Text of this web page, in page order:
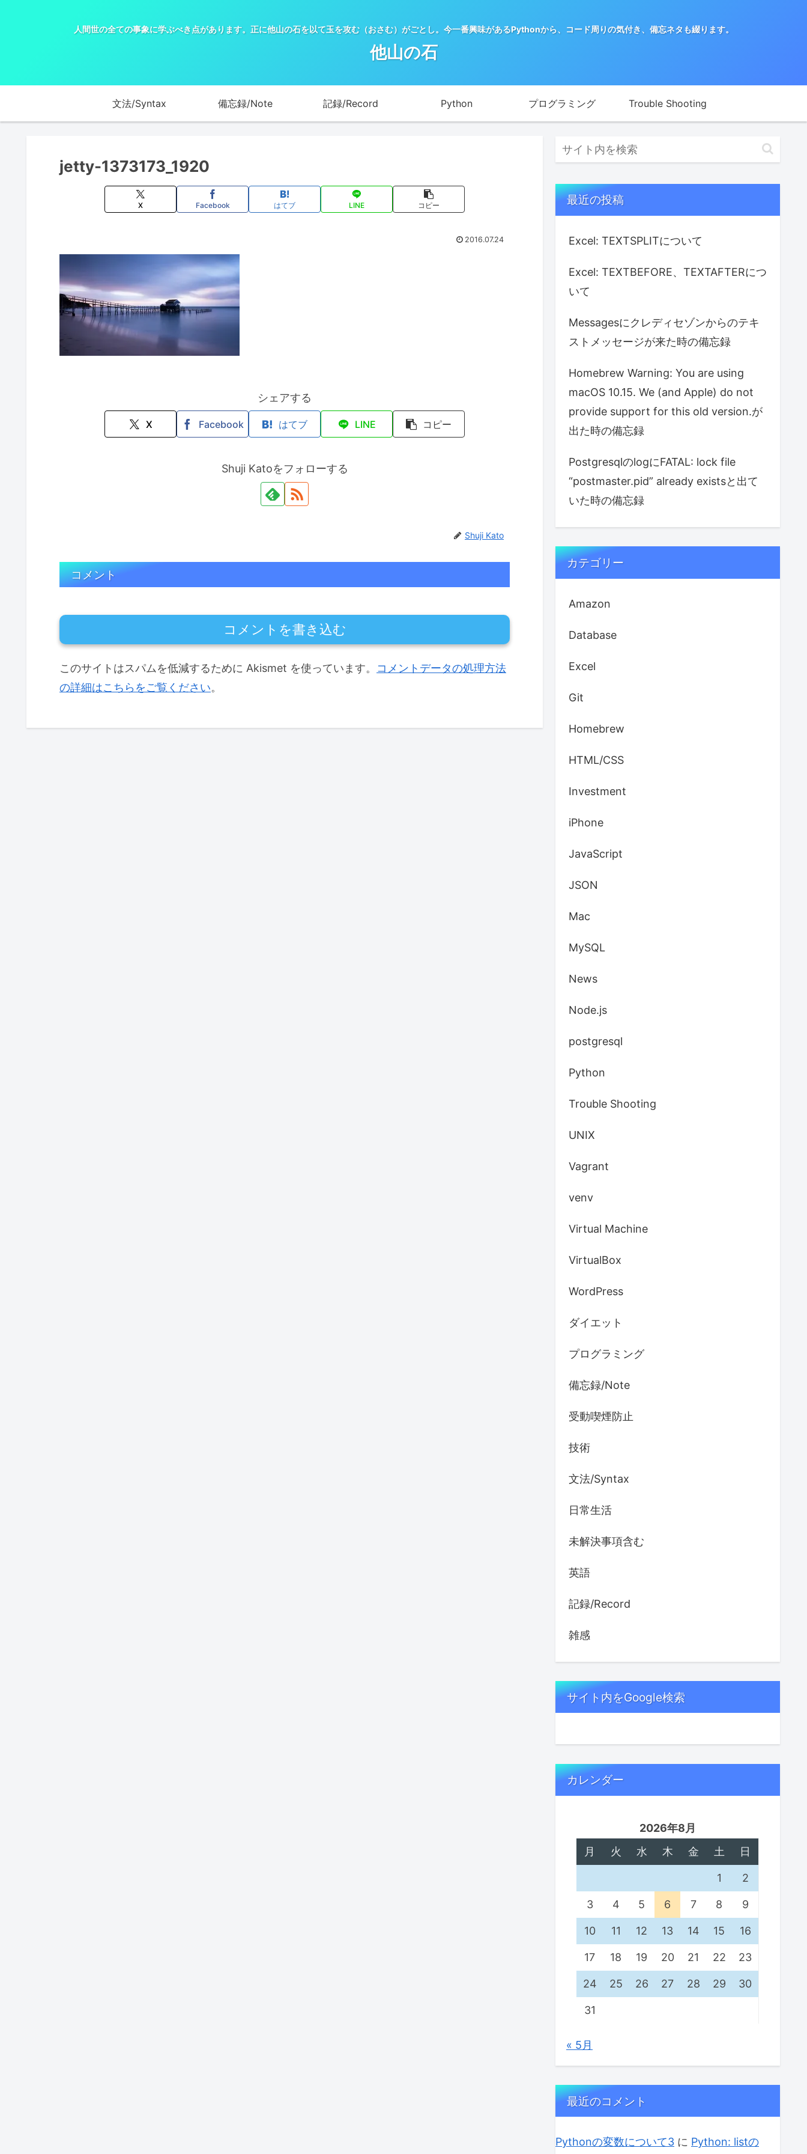
人間世の全ての事象に学ぶべき点があります。正に他山の石を以て玉を攻む（おさむ）がごとし。今一番興味があるPythonから、コード周りの気付き、備忘ネタも綴ります。
他山の石
文法/Syntax 備忘録/Note 記録/Record Python プログラミング Trouble Shooting
jetty-1373173_1920
X Facebook はてブ LINE コピー
2016.07.24
シェアする
X Facebook はてブ LINE コピー
Shuji Katoをフォローする
Shuji Kato
コメント
コメントを書き込む
このサイトはスパムを低減するために Akismet を使っています。 コメントデータの処理方法
の詳細はこちらをご覧ください。
最近の投稿
Excel: TEXTSPLITについて
Excel: TEXTBEFORE、TEXTAFTERにつ
いて
Messagesにクレディセゾンからのテキ
ストメッセージが来た時の備忘録
Homebrew Warning: You are using
macOS 10.15. We (and Apple) do not
provide support for this old version.が
出た時の備忘録
PostgresqlのlogにFATAL: lock file
“postmaster.pid” already existsと出て
いた時の備忘録
カテゴリー
Amazon
Database
Excel
Git
Homebrew
HTML/CSS
Investment
iPhone
JavaScript
JSON
Mac
MySQL
News
Node.js
postgresql
Python
Trouble Shooting
UNIX
Vagrant
venv
Virtual Machine
VirtualBox
WordPress
ダイエット
プログラミング
備忘録/Note
受動喫煙防止
技術
文法/Syntax
日常生活
未解決事項含む
英語
記録/Record
雑感
サイト内をGoogle検索
カレンダー
2026年8月
月
火 水 木 金 土 日
1 2
3 4 5 6 7 8 9
10 11 12 13 14 15 16
17 18 19 20 21 22 23
24 25 26 27 28 29 30
31
« 5月
最近のコメント
Pythonの変数について3 に Python: listの